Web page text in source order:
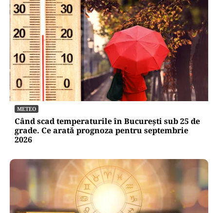
METEO
Când scad temperaturile în București sub 25 de
grade. Ce arată prognoza pentru septembrie
2026